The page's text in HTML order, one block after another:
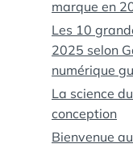
marque en
Les 10
2025 selon
numérique
La science
conception
Bienvenue